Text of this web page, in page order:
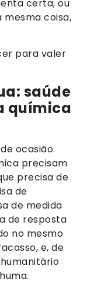
certa, ou
mesma coisa,
para valer
saúde
química
ocasião.
precisam
precisa de
de
de medida
de resposta
no mesmo
e, de